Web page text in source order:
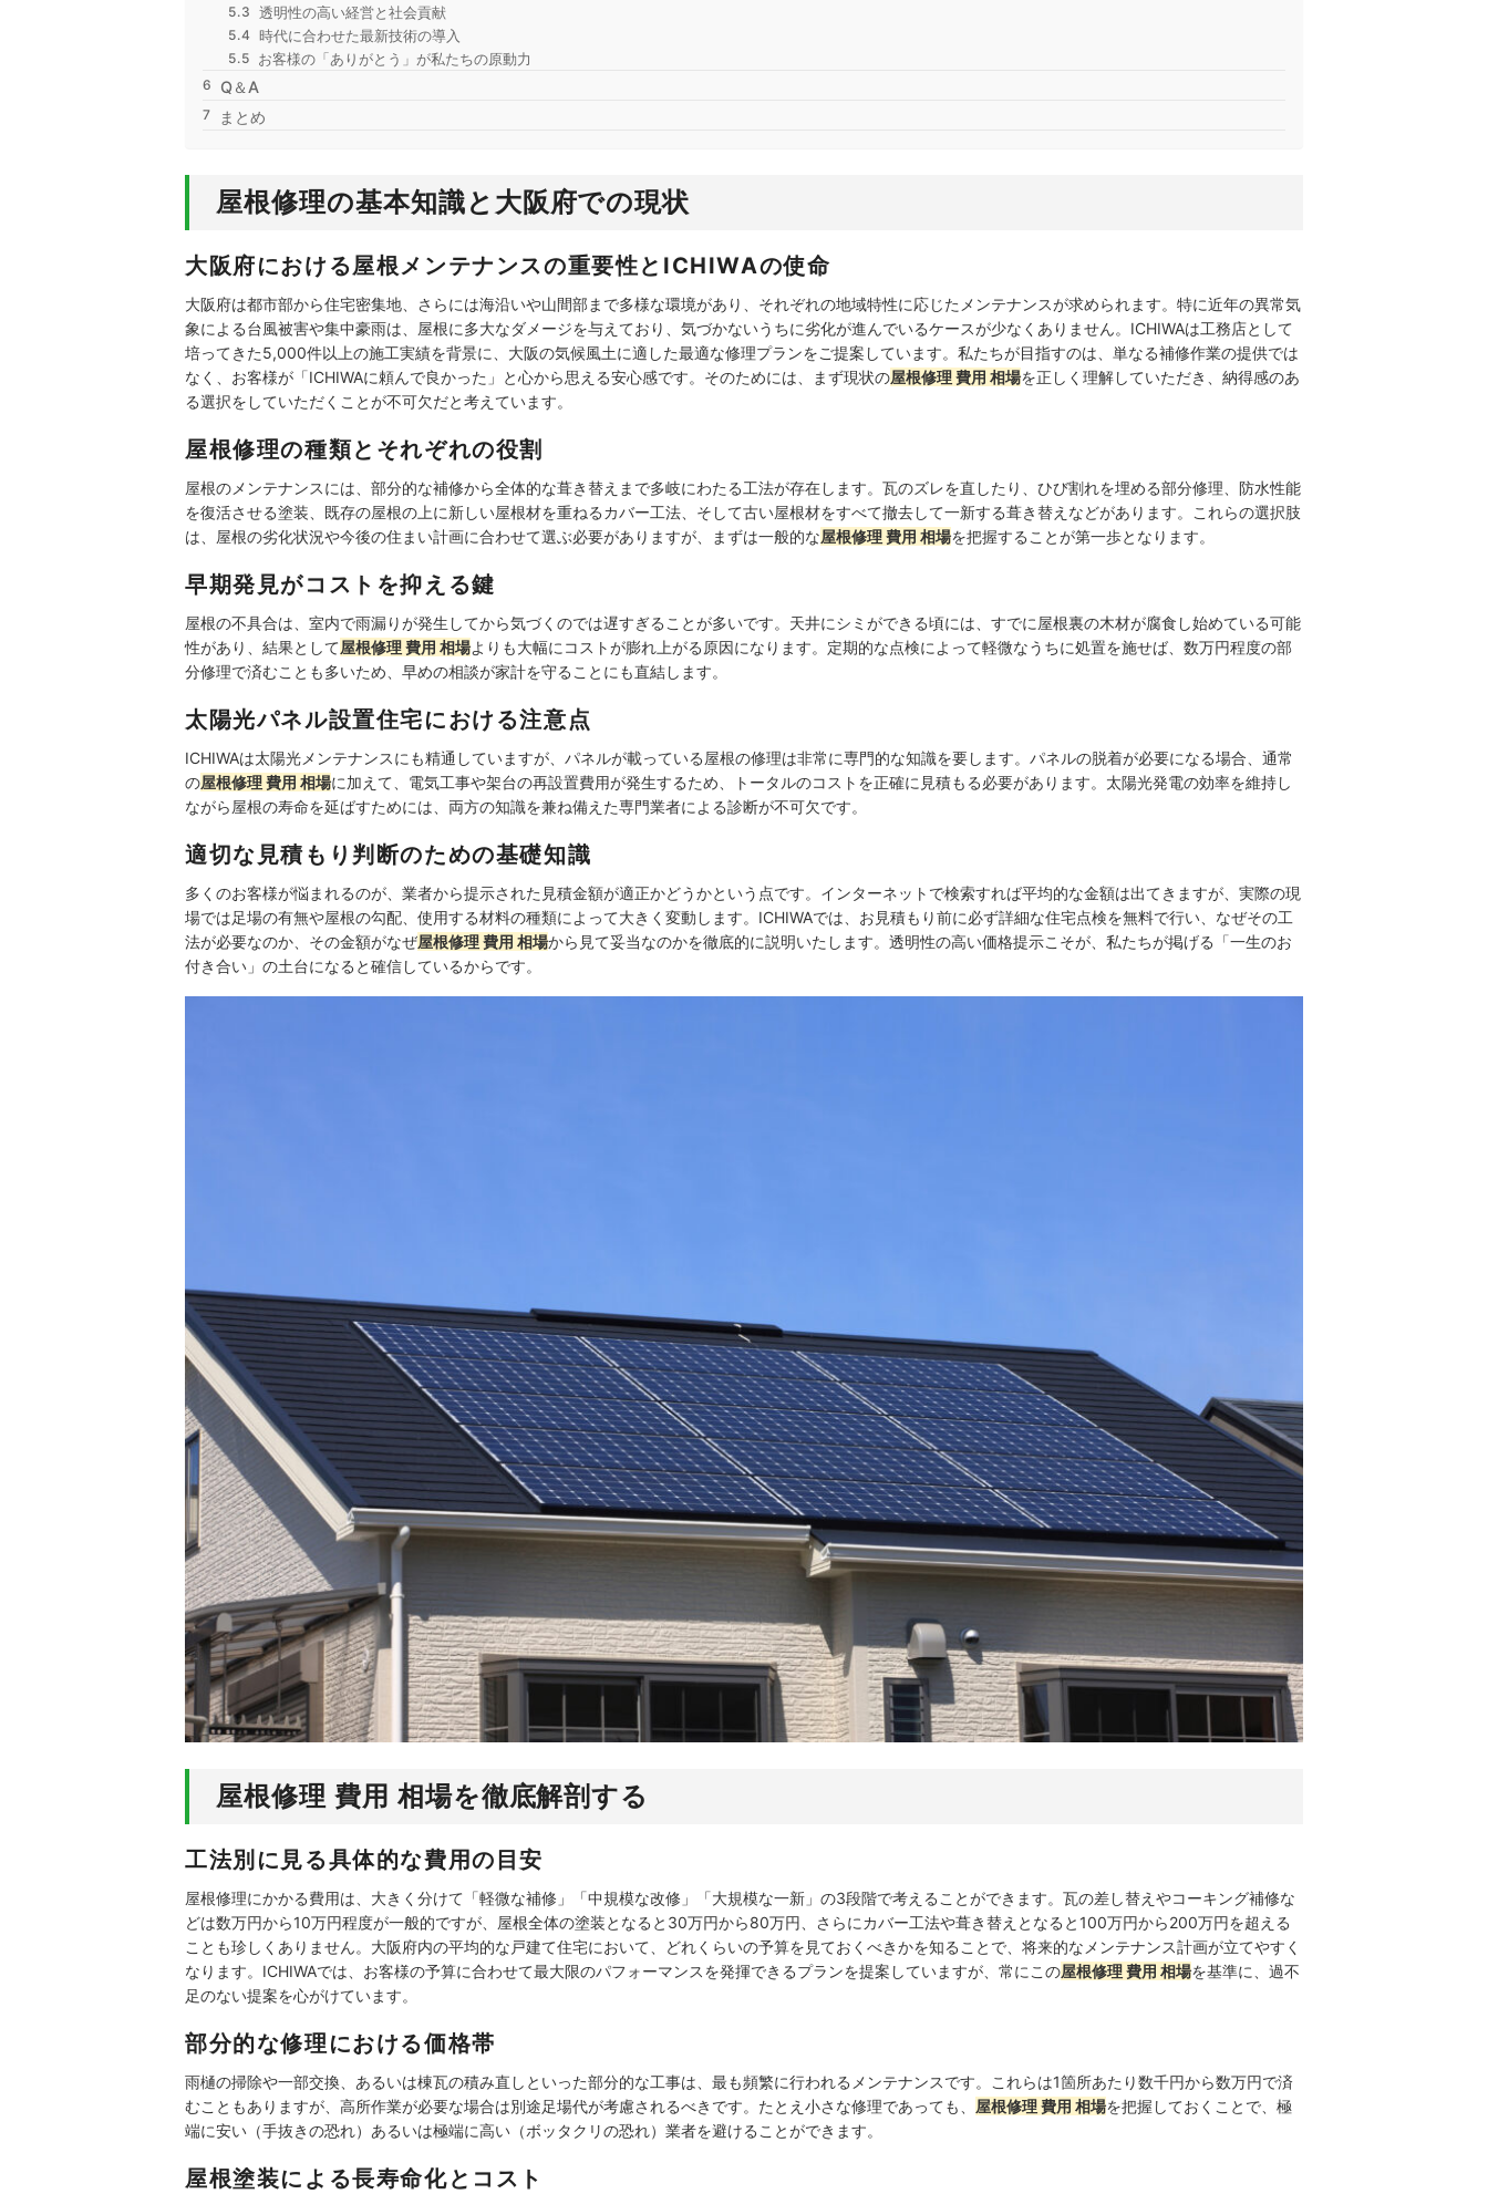
透明性の高い経営と社会貢献
時代に合わせた最新技術の導入
お客様の「ありがとう」が私たちの原動力
Q＆A
まとめ
屋根修理の基本知識と大阪府での現状
大阪府における屋根メンテナンスの重要性とICHIWAの使命
大阪府は都市部から住宅密集地、さらには海沿いや山間部まで多様な環境があり、それぞれの地域特性に応じたメンテナンスが求められます。特に近年の異常気
象による台風被害や集中豪雨は、屋根に多大なダメージを与えており、気づかないうちに劣化が進んでいるケースが少なくありません。ICHIWAは工務店として
培ってきた5,000件以上の施工実績を背景に、大阪の気候風土に適した最適な修理プランをご提案しています。私たちが目指すのは、単なる補修作業の提供では
なく、お客様が「ICHIWAに頼んで良かった」と心から思える安心感です。そのためには、まず現状の屋根修理 費用 相場を正しく理解していただき、納得感のあ
る選択をしていただくことが不可欠だと考えています。
屋根修理の種類とそれぞれの役割
屋根のメンテナンスには、部分的な補修から全体的な葺き替えまで多岐にわたる工法が存在します。瓦のズレを直したり、ひび割れを埋める部分修理、防水性能
を復活させる塗装、既存の屋根の上に新しい屋根材を重ねるカバー工法、そして古い屋根材をすべて撤去して一新する葺き替えなどがあります。これらの選択肢
は、屋根の劣化状況や今後の住まい計画に合わせて選ぶ必要がありますが、まずは一般的な屋根修理 費用 相場を把握することが第一歩となります。
早期発見がコストを抑える鍵
屋根の不具合は、室内で雨漏りが発生してから気づくのでは遅すぎることが多いです。天井にシミができる頃には、すでに屋根裏の木材が腐食し始めている可能
性があり、結果として屋根修理 費用 相場よりも大幅にコストが膨れ上がる原因になります。定期的な点検によって軽微なうちに処置を施せば、数万円程度の部
分修理で済むことも多いため、早めの相談が家計を守ることにも直結します。
太陽光パネル設置住宅における注意点
ICHIWAは太陽光メンテナンスにも精通していますが、パネルが載っている屋根の修理は非常に専門的な知識を要します。パネルの脱着が必要になる場合、通常
の屋根修理 費用 相場に加えて、電気工事や架台の再設置費用が発生するため、トータルのコストを正確に見積もる必要があります。太陽光発電の効率を維持し
ながら屋根の寿命を延ばすためには、両方の知識を兼ね備えた専門業者による診断が不可欠です。
適切な見積もり判断のための基礎知識
多くのお客様が悩まれるのが、業者から提示された見積金額が適正かどうかという点です。インターネットで検索すれば平均的な金額は出てきますが、実際の現
場では足場の有無や屋根の勾配、使用する材料の種類によって大きく変動します。ICHIWAでは、お見積もり前に必ず詳細な住宅点検を無料で行い、なぜその工
法が必要なのか、その金額がなぜ屋根修理 費用 相場から見て妥当なのかを徹底的に説明いたします。透明性の高い価格提示こそが、私たちが掲げる「一生のお
付き合い」の土台になると確信しているからです。
屋根修理 費用 相場を徹底解剖する
工法別に見る具体的な費用の目安
屋根修理にかかる費用は、大きく分けて「軽微な補修」「中規模な改修」「大規模な一新」の3段階で考えることができます。瓦の差し替えやコーキング補修な
どは数万円から10万円程度が一般的ですが、屋根全体の塗装となると30万円から80万円、さらにカバー工法や葺き替えとなると100万円から200万円を超える
ことも珍しくありません。大阪府内の平均的な戸建て住宅において、どれくらいの予算を見ておくべきかを知ることで、将来的なメンテナンス計画が立てやすく
なります。ICHIWAでは、お客様の予算に合わせて最大限のパフォーマンスを発揮できるプランを提案していますが、常にこの屋根修理 費用 相場を基準に、過不
足のない提案を心がけています。
部分的な修理における価格帯
雨樋の掃除や一部交換、あるいは棟瓦の積み直しといった部分的な工事は、最も頻繁に行われるメンテナンスです。これらは1箇所あたり数千円から数万円で済
むこともありますが、高所作業が必要な場合は別途足場代が考慮されるべきです。たとえ小さな修理であっても、 屋根修理 費用 相場を把握しておくことで、極
端に安い（手抜きの恐れ）あるいは極端に高い（ボッタクリの恐れ）業者を避けることができます。
屋根塗装による長寿命化とコスト